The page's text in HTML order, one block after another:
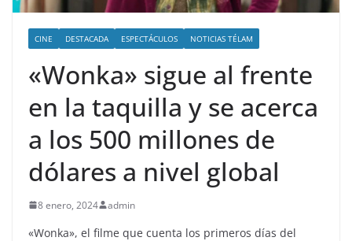
CINE DESTACADA ESPECTÁCULOS NOTICIAS TÉLAM
«Wonka» sigue al frente
en la taquilla y se acerca
a los 500 millones de
dólares a nivel global
8 enero, 2024 admin
«Wonka», el filme que cuenta los primeros días del